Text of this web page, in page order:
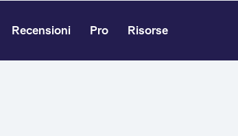
Recensioni Pro Risorse